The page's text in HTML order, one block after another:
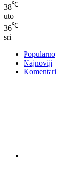
38℃
uto
36℃
sri
Popularno
Najnoviji
Komentari